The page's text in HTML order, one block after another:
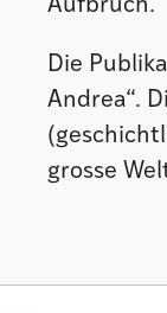
Aufbruch.
Die
Andrea“.
grosse